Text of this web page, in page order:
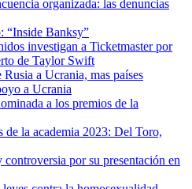
organizada: las denuncias
“Inside Banksy”
investigan a Ticketmaster por
de Taylor Swift
a Ucrania, mas países
a Ucrania
a los premios de la
de la academia 2023: Del Toro,
por su presentación en